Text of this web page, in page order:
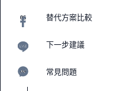
06 替代方案比較
07 下一步建議
08 常見問題